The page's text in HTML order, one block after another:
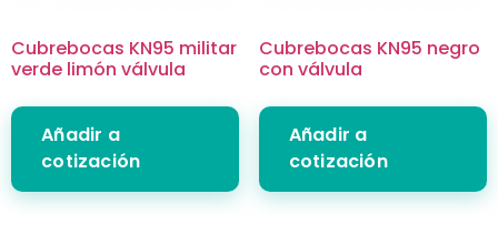
Cubrebocas KN95 militar
verde limón válvula
Añadir a
cotización
Cubrebocas KN95 negro
con válvula
Añadir a
cotización